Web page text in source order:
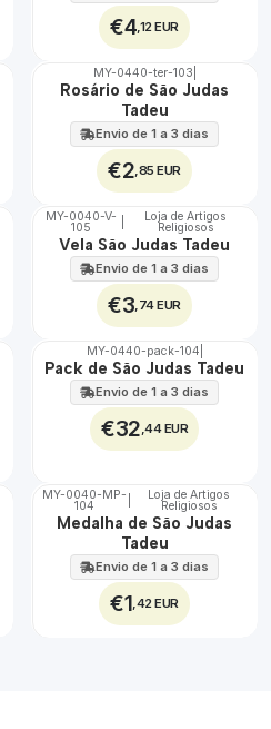
€4,12 EUR
🇵🇹
MY-0440-ter-103
Rosário de São Judas
Tadeu
Envio de 1 a 3 dias
€2 ,85 EUR
🇵🇹
100%
MY-0040-V-
105
Loja de Artigos
Religiosos
Vela São Judas Tadeu
Envio de 1 a 3 dias
€3 ,74 EUR
🇵🇹
100%
MY-0440-pack-104
Pack de São Judas Tadeu
Envio de 1 a 3 dias
€32 ,44 EUR
🇵🇹
100%
MY-0040-MP-
104
Loja de Artigos
Religiosos
Medalha de São Judas
Tadeu
Envio de 1 a 3 dias
€1 ,42 EUR